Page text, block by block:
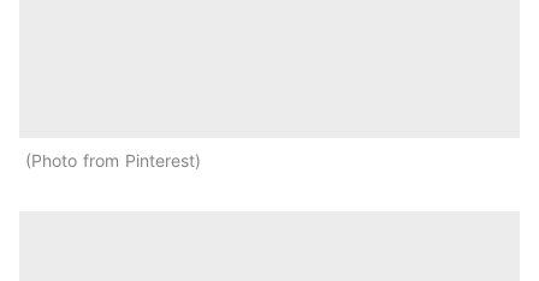
Photo from Pinterest